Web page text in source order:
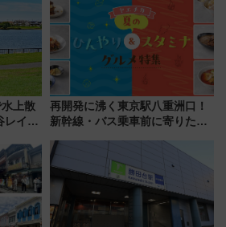
上散
レイク
埼玉
再開発に沸く東京駅八重洲口！
新幹線・バス乗車前に寄りたい
やり＆スタミナグルメ」6選【新
店舗も！】